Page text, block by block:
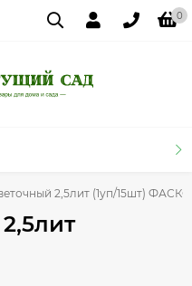
0
2,5лит (1уп/15шт) ФАСКО